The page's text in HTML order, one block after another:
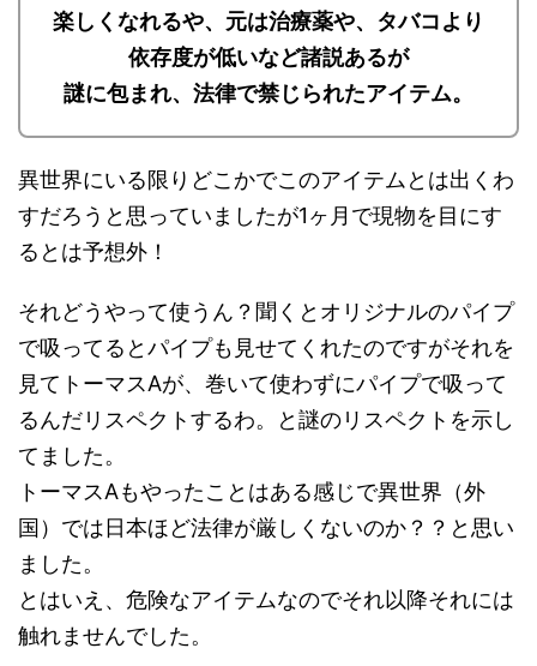
楽しくなれるや、元は治療薬や、タバコより
依存度が低いなど諸説あるが
謎に包まれ、法律で禁じられたアイテム。
異世界にいる限りどこかでこのアイテムとは出くわ
すだろうと思っていましたが1ヶ月で現物を目にす
るとは予想外！
それどうやって使うん？聞くとオリジナルのパイプ
で吸ってるとパイプも見せてくれたのですがそれを
見てトーマスAが、巻いて使わずにパイプで吸って
るんだリスペクトするわ。と謎のリスペクトを示し
てました。
トーマスAもやったことはある感じで異世界（外
国）では日本ほど法律が厳しくないのか？？と思い
ました。
とはいえ、危険なアイテムなのでそれ以降それには
触れませんでした。